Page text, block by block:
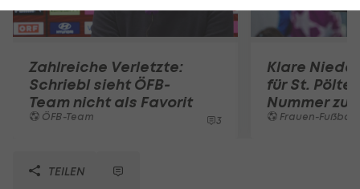
Zahlreiche Verletzte:
Schriebl sieht ÖFB-
Team nicht als Favorit
ÖFB-Team 3
Klare
für St.
Nummer zu
Frauen-Fußball
TEILEN